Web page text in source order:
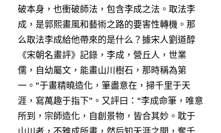
破本身，也衝破師法，包含李成之法。取法李
成，是郭熙畫風和藝術之路的要害性轉機。那
么取法李成給他帶來的是什么？據宋人劉道醇
《宋朝名畫評》記錄，李成，營丘人，世業
儒，自幼屬文，能畫山川樹石，那時稱為第
一。“于畫精曉造化，筆盡意在，掃千里于天
涯，寫萬趣于指下”。又評曰：“李成命筆，唯意
所到，宗師造化，自創景物，皆合其妙。耽于